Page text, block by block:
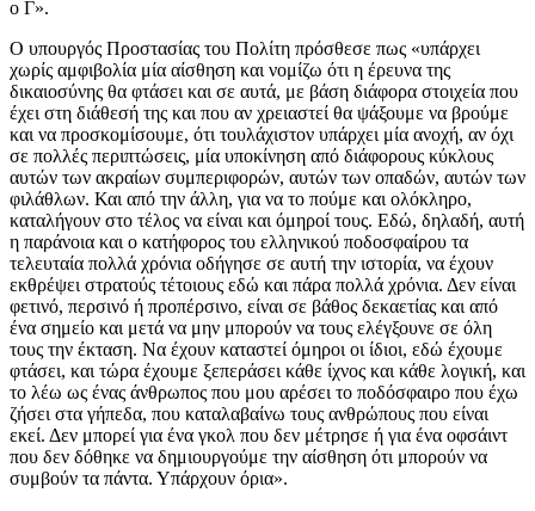
ο Γ».
Ο υπουργός Προστασίας του Πολίτη πρόσθεσε πως «υπάρχει
χωρίς αμφιβολία μία αίσθηση και νομίζω ότι η έρευνα της
δικαιοσύνης θα φτάσει και σε αυτά, με βάση διάφορα στοιχεία που
έχει στη διάθεσή της και που αν χρειαστεί θα ψάξουμε να βρούμε
και να προσκομίσουμε, ότι τουλάχιστον υπάρχει μία ανοχή, αν όχι
σε πολλές περιπτώσεις, μία υποκίνηση από διάφορους κύκλους
αυτών των ακραίων συμπεριφορών, αυτών των οπαδών, αυτών των
φιλάθλων. Και από την άλλη, για να το πούμε και ολόκληρο,
καταλήγουν στο τέλος να είναι και όμηροί τους. Εδώ, δηλαδή, αυτή
η παράνοια και ο κατήφορος του ελληνικού ποδοσφαίρου τα
τελευταία πολλά χρόνια οδήγησε σε αυτή την ιστορία, να έχουν
εκθρέψει στρατούς τέτοιους εδώ και πάρα πολλά χρόνια. Δεν είναι
φετινό, περσινό ή προπέρσινο, είναι σε βάθος δεκαετίας και από
ένα σημείο και μετά να μην μπορούν να τους ελέγξουνε σε όλη
τους την έκταση. Να έχουν καταστεί όμηροι οι ίδιοι, εδώ έχουμε
φτάσει, και τώρα έχουμε ξεπεράσει κάθε ίχνος και κάθε λογική, και
το λέω ως ένας άνθρωπος που μου αρέσει το ποδόσφαιρο που έχω
ζήσει στα γήπεδα, που καταλαβαίνω τους ανθρώπους που είναι
εκεί. Δεν μπορεί για ένα γκολ που δεν μέτρησε ή για ένα οφσάιντ
που δεν δόθηκε να δημιουργούμε την αίσθηση ότι μπορούν να
συμβούν τα πάντα. Υπάρχουν όρια».